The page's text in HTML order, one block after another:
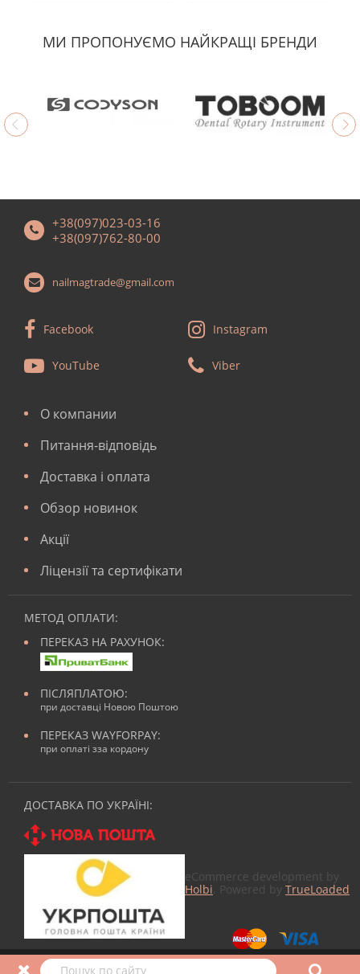
МИ ПРОПОНУЄМО НАЙКРАЩІ БРЕНДИ
+38(097)023-03-16
+38(097)762-80-00
nailmagtrade@gmail.com
Facebook Instagram
YouTube Viber
О компании
Питання-відповідь
Доставка і оплата
Обзор новинок
Акції
Ліцензії та сертифікати
МЕТОД ОПЛАТИ:
ПЕРЕКАЗ НА РАХУНОК:
ПІСЛЯПЛАТОЮ:
при доставці Новою Поштою
ПЕРЕКАЗ WAYFORPAY:
при оплаті зза кордону
ДОСТАВКА ПО УКРАЇНІ:
eCommerce development by
Holbi . Powered by TrueLoaded
© 2026 Все для манікюра